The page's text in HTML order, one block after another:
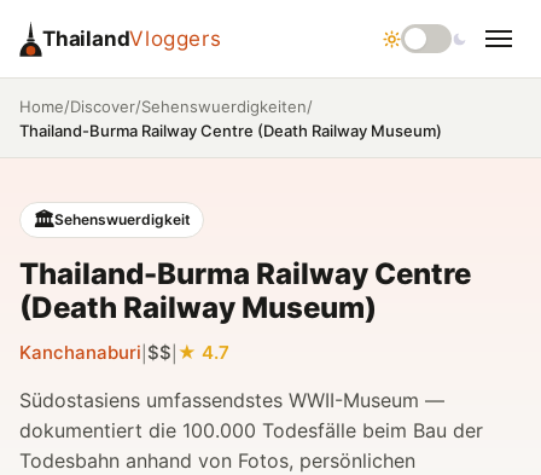
ThailandVloggers
Home/Discover/Sehenswuerdigkeiten/
Thailand-Burma Railway Centre (Death Railway Museum)
🏛️Sehenswuerdigkeit
Thailand-Burma Railway Centre
(Death Railway Museum)
Kanchanaburi $$ 4.7
Südostasiens umfassendstes WWII-Museum —
dokumentiert die 100.000 Todesfälle beim Bau der
Todesbahn anhand von Fotos, persönlichen